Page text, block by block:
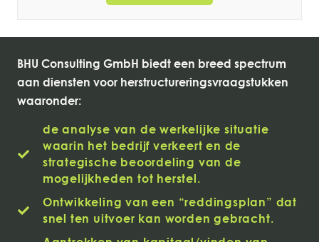
BHU Consulting GmbH biedt een breed spectrum
aan diensten voor herstructureringsvraagstukken
waaronder:
de analyse van de werkelijke situatie
waarin het bedrijf verkeert en de
strategische beoordeling van de
mogelijkheden tot herstel.
Ontwikkeling van een “reddingsplan” dat
snel ten uitvoer kan worden gebracht.